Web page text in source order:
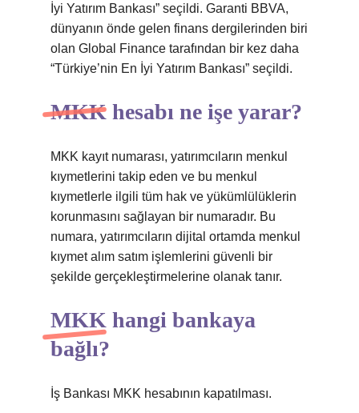
İyi Yatırım Bankası” seçildi. Garanti BBVA,
dünyanın önde gelen finans dergilerinden biri
olan Global Finance tarafından bir kez daha
“Türkiye’nin En İyi Yatırım Bankası” seçildi.
MKK hesabı ne işe yarar?
MKK kayıt numarası, yatırımcıların menkul
kıymetlerini takip eden ve bu menkul
kıymetlerle ilgili tüm hak ve yükümlülüklerin
korunmasını sağlayan bir numaradır. Bu
numara, yatırımcıların dijital ortamda menkul
kıymet alım satım işlemlerini güvenli bir
şekilde gerçekleştirmelerine olanak tanır.
MKK hangi bankaya
bağlı?
İş Bankası MKK hesabının kapatılması.